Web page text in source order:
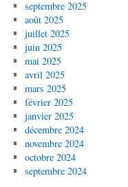
septembre 2025
août 2025
juillet 2025
juin 2025
mai 2025
avril 2025
mars 2025
février 2025
janvier 2025
décembre 2024
novembre 2024
octobre 2024
septembre 2024